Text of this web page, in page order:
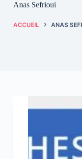
Anas Sefrioui
ACCUEIL ANAS